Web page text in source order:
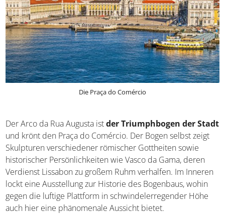
Die Praça do Comércio
Der Arco da Rua Augusta istder Triumphbogen der Stadt
und krönt den Praça do Comércio. Der Bogen selbst zeigt
Skulpturen verschiedener römischer Gottheiten sowie
historischer Persönlichkeiten wie Vasco da Gama, deren
Verdienst Lissabon zu großem Ruhm verhalfen. Im Inneren
lockt eine Ausstellung zur Historie des Bogenbaus, wohin
gegen die luftige Plattform in schwindelerregender Höhe
auch hier eine phänomenale Aussicht bietet.